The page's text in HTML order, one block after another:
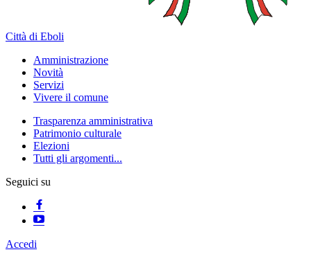
Città di Eboli
Amministrazione
Novità
Servizi
Vivere il comune
Trasparenza amministrativa
Patrimonio culturale
Elezioni
Tutti gli argomenti...
Seguici su
Accedi